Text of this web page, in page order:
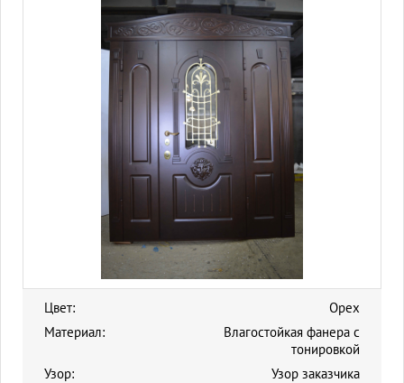
Цвет:
Орех
Материал:
Влагостойкая фанера с
тонировкой
Узор:
Узор заказчика